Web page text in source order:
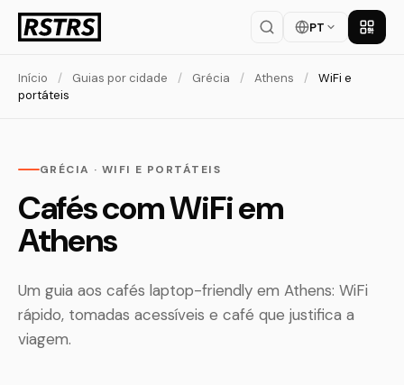
PT Baixar
Início / Guias por cidade / Grécia / Athens /
WiFi e
portáteis
GRÉCIA · WIFI E PORTÁTEIS
Cafés com WiFi em
Athens
Um guia aos cafés laptop-friendly em Athens: WiFi
rápido, tomadas acessíveis e café que justifica a
viagem.